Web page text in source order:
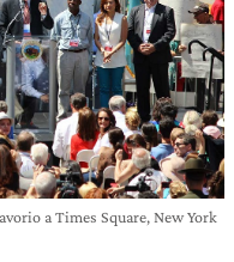
a Times Square, New York